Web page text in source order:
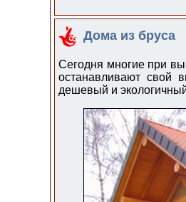
Дома из бруса
Сегодня многие при
останавливают свой
дешевый и